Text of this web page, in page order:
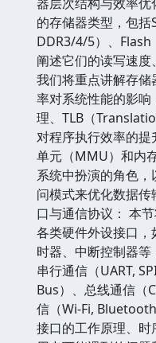
的存储器类型，包括
DDR3/4/5）、Flash
阐述它们的读写速度
我们将重点讲解存
率对系统性能的影
理、TLB（
对程序执行效率的
单元（MMU）和内
系统中扮演的角色
问模式来优化数据
口与通信协议： 本
各类硬件外设接口
时器、中断控制器
串行通信（UART,
Bus）、总线通信（
信（Wi-Fi,
接口的工作原理、